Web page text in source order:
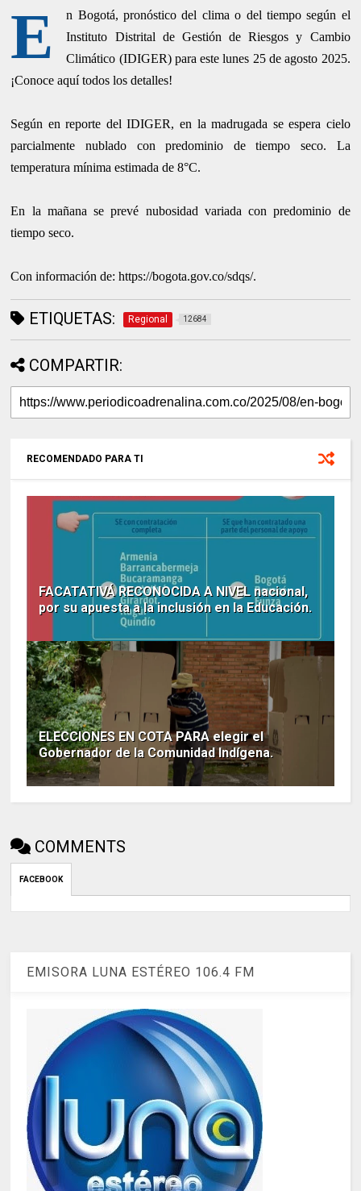
E
n Bogotá, pronóstico del clima o del tiempo según el
Instituto Distrital de Gestión de Riesgos y Cambio
Climático (IDIGER) para este lunes 25 de agosto 2025.
¡Conoce aquí todos los detalles!
Según en reporte del IDIGER, en la madrugada se espera cielo
parcialmente nublado con predominio de tiempo seco. La
temperatura mínima estimada de 8°C.
En la mañana se prevé nubosidad variada con predominio de
tiempo seco.
Con información de: https://bogota.gov.co/sdqs/.
ETIQUETAS: Regional 12684
COMPARTIR:
RECOMENDADO PARA TI
FACATATIVÁ RECONOCIDA A NIVEL nacional,
por su apuesta a la inclusión en la Educación.
ELECCIONES EN COTA PARA elegir el
Gobernador de la Comunidad Indígena.
COMMENTS
FACEBOOK
EMISORA LUNA ESTÉREO 106.4 FM